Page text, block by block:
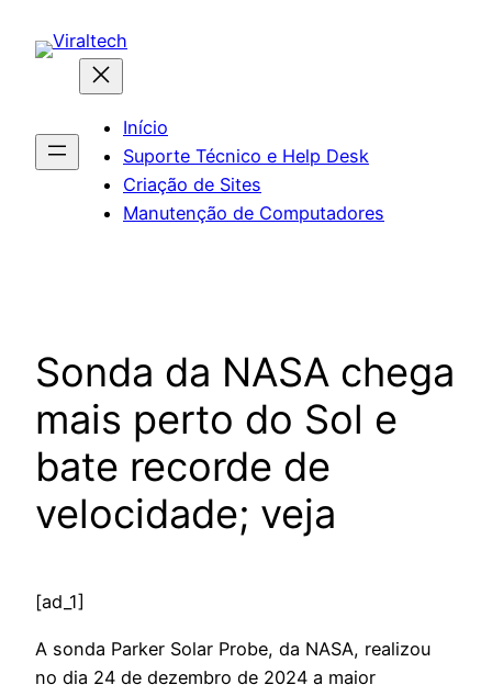
para
Início
Suporte Técnico e Help Desk
Criação de Sites
Manutenção de Computadores
Sonda da NASA chega
mais perto do Sol e
bate recorde de
velocidade; veja
[ad_1]
A sonda Parker Solar Probe, da NASA, realizou
no dia 24 de dezembro de 2024 a maior